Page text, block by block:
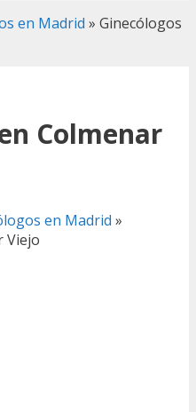
en Madrid » Ginecólogos
Colmenar
en Madrid »
Viejo